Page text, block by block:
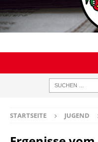
STARTSEITE JUGEND